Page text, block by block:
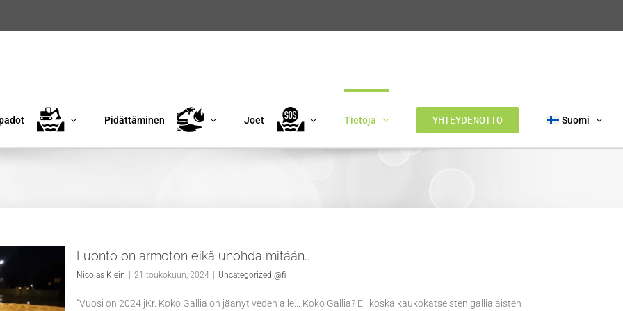
Pidättäminen Joet Tietoja YHTEYDENOTTO Suomi
Luonto on armoton eikä unohda mitään…
Nicolas Klein 21 toukokuun, 2024 Uncategorized @fi
"Vuosi on 2024 jKr. Koko Gallia on jäänyt veden alle... Koko Gallia? Ei! koska kaukokatseisten gallialaisten